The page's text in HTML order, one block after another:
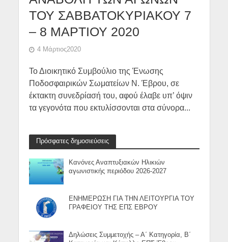
ΤΟΥ ΣΑΒΒΑΤΟΚΥΡΙΑΚΟΥ 7
– 8 ΜΑΡΤΙΟΥ 2020
4 Μάρτιος2020
Το Διοικητικό Συμβούλιο της Ένωσης
Ποδοσφαιρικών Σωματείων Ν. Έβρου, σε
έκτακτη συνεδρίασή του, αφού έλαβε υπ’ όψιν
τα γεγονότα που εκτυλίσσονται στα σύνορα...
Πρόσφατες δημοσιεύσεις
Κανόνες Αναπτυξιακών Ηλικιών
αγωνιστικής περιόδου 2026-2027
ΕΝΗΜΕΡΩΣΗ ΓΙΑ ΤΗΝ ΛΕΙΤΟΥΡΓΙΑ ΤΟΥ
ΓΡΑΦΕΙΟΥ ΤΗΣ ΕΠΣ ΕΒΡΟΥ
Δηλώσεις Συμμετοχής – Α΄ Κατηγορία, Β΄